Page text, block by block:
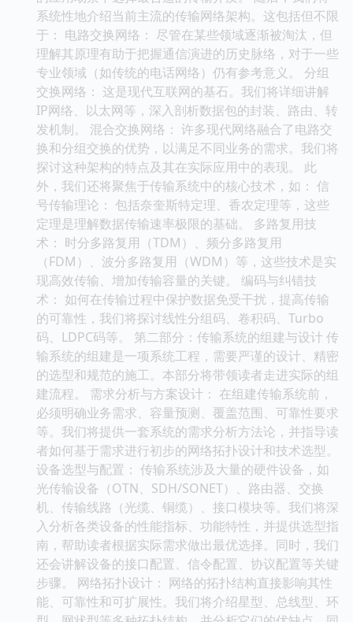
系统性地介绍当前主流的传输网络架构。这包括但不限
于： 电路交换网络： 尽管在某些领域逐渐被淘汰，但
理解其原理有助于把握通信演进的历史脉络，对于一些
专业领域（如传统的电话网络）仍有参考意义。 分组
交换网络： 这是现代互联网的基石。我们将详细讲解
IP网络、以太网等，深入剖析数据包的封装、路由、转
发机制。 混合交换网络： 许多现代网络融合了电路交
换和分组交换的优势，以满足不同业务的需求。我们将
探讨这种架构的特点及其在实际应用中的表现。 此
外，我们还将聚焦于传输系统中的核心技术，如： 信
号传输理论： 包括奈奎斯特定理、香农定理等，这些
定理是理解数据传输速率极限的基础。 多路复用技
术： 时分多路复用（TDM）、频分多路复用
（FDM）、波分多路复用（WDM）等，这些技术是实
现高效传输、增加传输容量的关键。 编码与纠错技
术： 如何在传输过程中保护数据免受干扰，提高传输
的可靠性，我们将探讨线性分组码、卷积码、Turbo
码、LDPC码等。 第二部分：传输系统的组建与设计 传
输系统的组建是一项系统工程，需要严谨的设计、精密
的选型和规范的施工。本部分将带领读者走进实际的组
建流程。 需求分析与方案设计： 在组建传输系统前，
必须明确业务需求、容量预测、覆盖范围、可靠性要求
等。我们将提供一套系统的需求分析方法论，并指导读
者如何基于需求进行初步的网络拓扑设计和技术选型。
设备选型与配置： 传输系统涉及大量的硬件设备，如
光传输设备（OTN、SDH/SONET）、路由器、交换
机、传输线路（光缆、铜缆）、接口模块等。我们将深
入分析各类设备的性能指标、功能特性，并提供选型指
南，帮助读者根据实际需求做出最优选择。同时，我们
还会讲解设备的接口配置、信令配置、协议配置等关键
步骤。 网络拓扑设计： 网络的拓扑结构直接影响其性
能、可靠性和可扩展性。我们将介绍星型、总线型、环